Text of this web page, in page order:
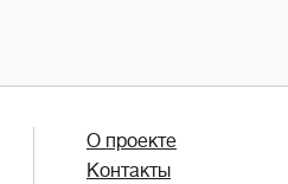
О проекте
Контакты